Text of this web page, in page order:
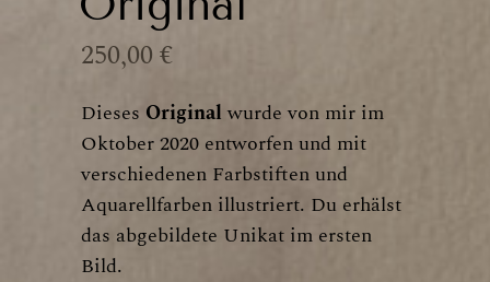
250,00€
Dieses Originalwurde von mir im
Oktober 2020 entworfen und mit
verschiedenen Farbstiften und
Aquarellfarben illustriert. Du erhälst
das abgebildete Unikat im ersten
Bild.